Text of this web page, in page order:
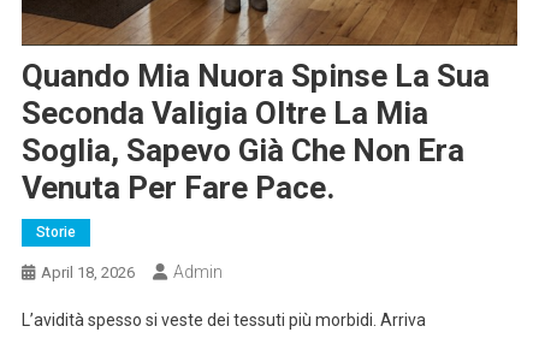
Quando Mia Nuora Spinse La Sua
Seconda Valigia Oltre La Mia
Soglia, Sapevo Già Che Non Era
Venuta Per Fare Pace.
Storie
April 18, 2026 Admin
L’avidità spesso si veste dei tessuti più morbidi. Arriva